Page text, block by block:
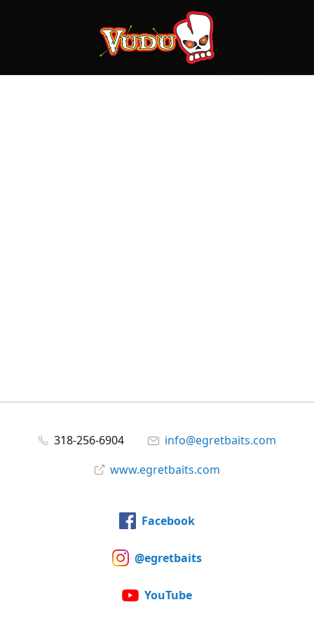
318-256-6904
info@egretbaits.com
www.egretbaits.com
Facebook
@egretbaits
YouTube